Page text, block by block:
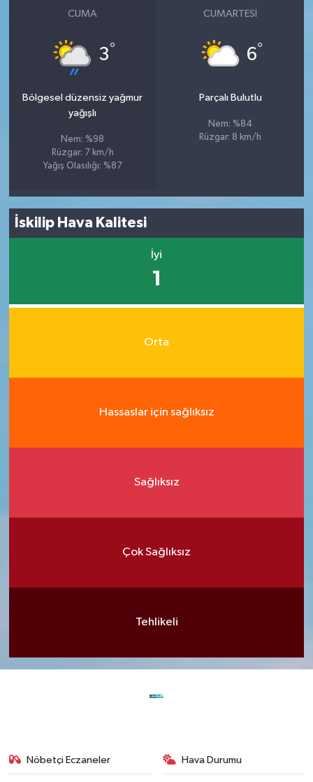
CUMA
3°
Bölgesel düzensiz yağmur
yağışlı
Nem: %98
Rüzgar: 7 km/h
Yağış Olasılığı: %87
CUMARTESI
6°
Parçalı Bulutlu
Nem: %84
Rüzgar: 8 km/h
İskilip Hava Kalitesi
İyi
1
Orta
Hassaslar için sağlıksız
Sağlıksız
Çok Sağlıksız
Tehlikeli
Nöbetçi Eczaneler Hava Durumu